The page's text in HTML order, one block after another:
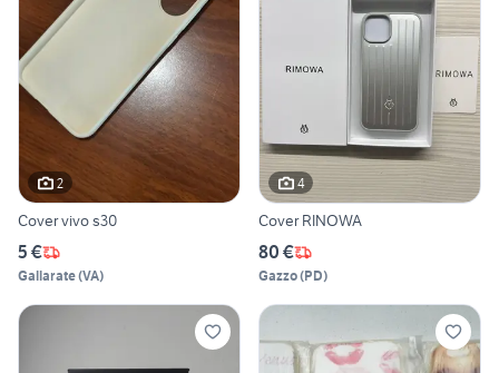
2
Cover vivo s30
5 €
Gallarate(VA)
4
Cover RINOWA
80 €
Gazzo(PD)